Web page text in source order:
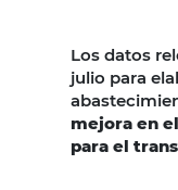
Los datos
julio para
mejora en
para el